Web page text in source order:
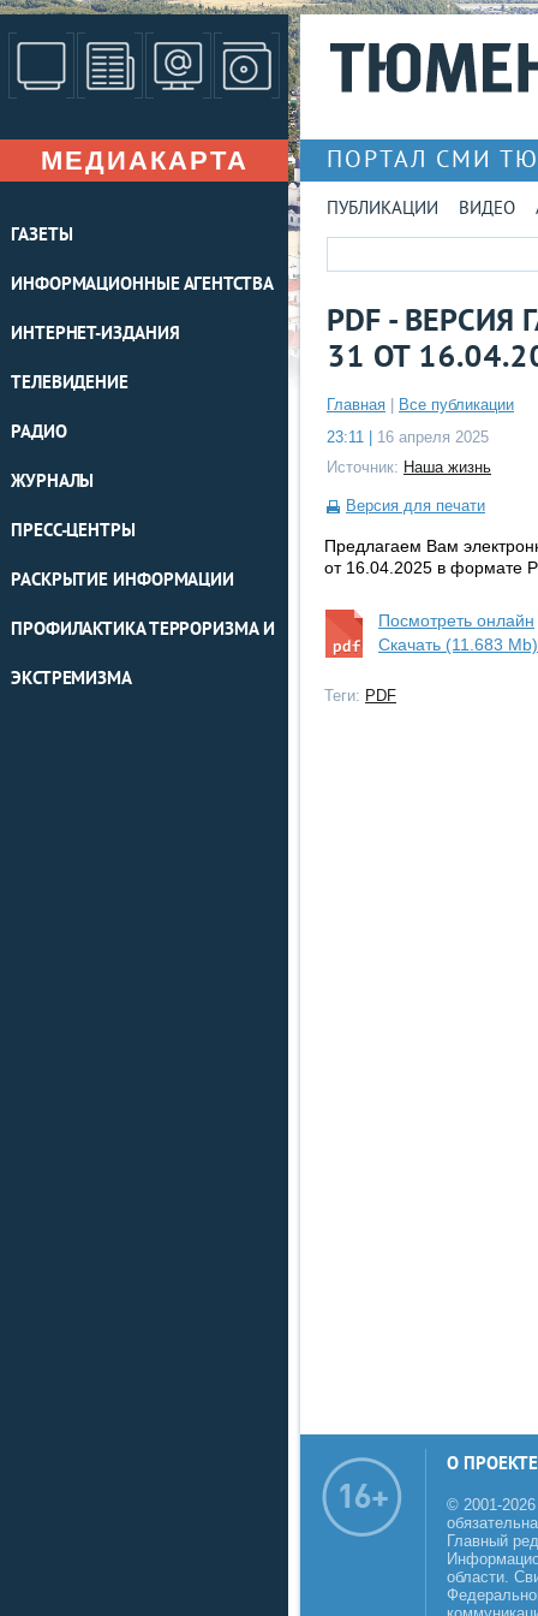
МЕДИАКАРТА
ГАЗЕТЫ
ИНФОРМАЦИОННЫЕ АГЕНТСТВА
ИНТЕРНЕТ-ИЗДАНИЯ
ТЕЛЕВИДЕНИЕ
РАДИО
ЖУРНАЛЫ
ПРЕСС-ЦЕНТРЫ
РАСКРЫТИЕ ИНФОРМАЦИИ
ПРОФИЛАКТИКА ТЕРРОРИЗМА И
ЭКСТРЕМИЗМА
ПОРТАЛ СМИ
ПУБЛИКАЦИИ ВИДЕО
PDF -
31 ОТ
Главная
Все публикации
23:11 |
16 апреля 2025
Источник: Наша жизнь
Версия для печати
Предлагаем Вам
от 16.04.2025 в формате
Посмотреть онлайн
Скачать (11.683 Mb)
Теги: PDF
О ПРОЕКТЕ
© 2001-
Главный
области.